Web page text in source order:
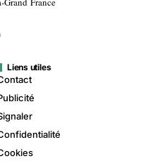
Liens utiles